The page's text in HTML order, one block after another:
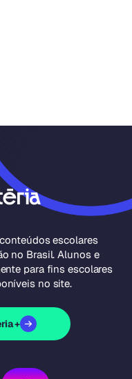
escolares
no Brasil. Alunos e
para fins escolares
no site.
+